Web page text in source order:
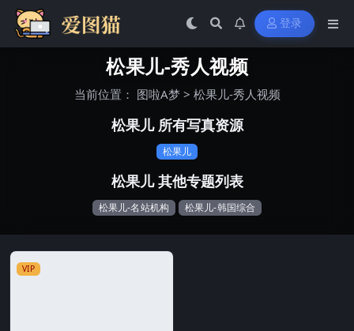
登录
松果儿-秀人视频
当前位置： 图啦A梦> 松果儿-秀人视频
松果儿 所有写真资源
松果儿
松果儿 其他专题列表
松果儿-名站机构 松果儿-韩国综合
VIP